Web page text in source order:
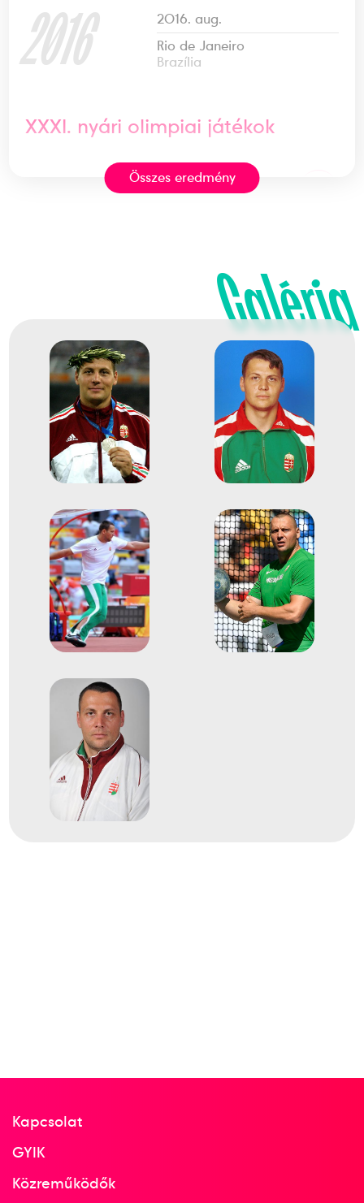
2016
2016. aug.
Rio de Janeiro
Brazília
XXXI. nyári olimpiai játékok
Dobószámok diszkoszvetés
XXIX. nyári olimpiai játékok
Dobószámok diszkoszvetés 21
2000
2000. szept.
Ausztrália
XXVII. nyári olimpiai játékok
2009
Atlétikai világbajnokság
Összes eredmény
Galéria
Kapcsolat
GYIK
Közreműködők